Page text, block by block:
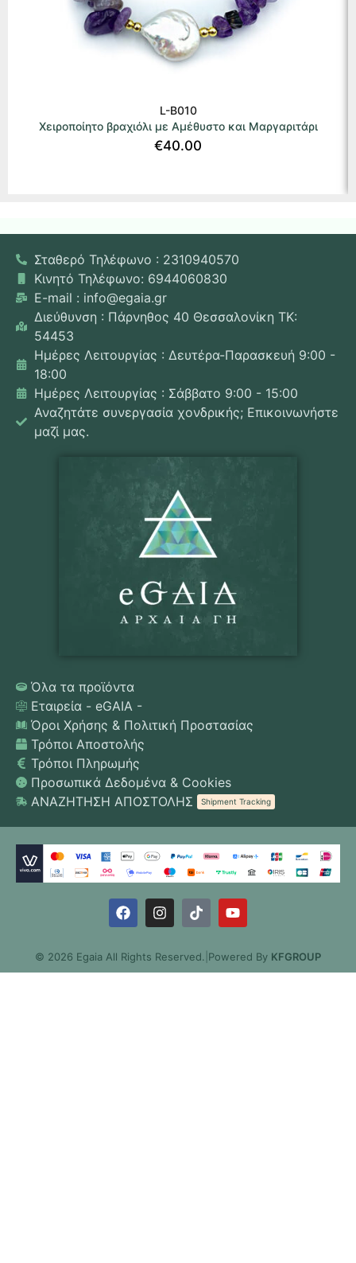
L-B010
Χειροποίητο βραχιόλι με Αμέθυστο και Μαργαριτάρι
€40.00
Σταθερό Τηλέφωνο : 2310940570
Κινητό Τηλέφωνο: 6944060830
E-mail : info@egaia.gr
Διεύθυνση : Πάρνηθος 40 Θεσσαλονίκη ΤΚ:
54453
Ημέρες Λειτουργίας : Δευτέρα-Παρασκευή 9:00 -
18:00
Ημέρες Λειτουργίας : Σάββατο 9:00 - 15:00
Αναζητάτε συνεργασία χονδρικής; Επικοινωνήστε
μαζί μας.
Όλα τα προϊόντα
Εταιρεία - eGAIA -
Όροι Χρήσης & Πολιτική Προστασίας
Τρόποι Αποστολής
Τρόποι Πληρωμής
Προσωπικά Δεδομένα & Cookies
ΑΝΑΖΗΤΗΣΗ ΑΠΟΣΤΟΛΗΣ
Shipment Tracking
© 2026 Egaia All Rights Reserved. Powered By KFGROUP